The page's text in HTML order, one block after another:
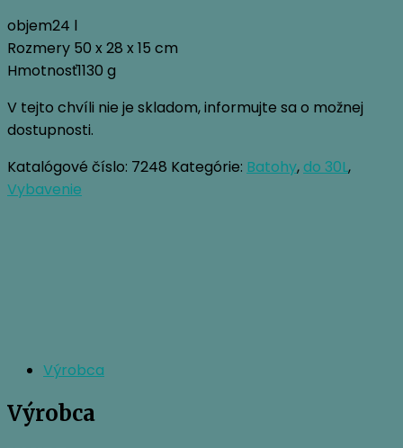
objem24 l
Rozmery 50 x 28 x 15 cm
Hmotnosť1130 g
V tejto chvíli nie je skladom, informujte sa o možnej
dostupnosti.
Katalógové číslo: 7248 Kategórie: Batohy,do 30L,
Vybavenie
Výrobca
Výrobca